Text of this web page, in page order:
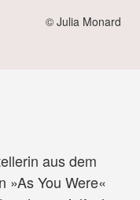
© Julia Monard
aus dem
»As You Were«